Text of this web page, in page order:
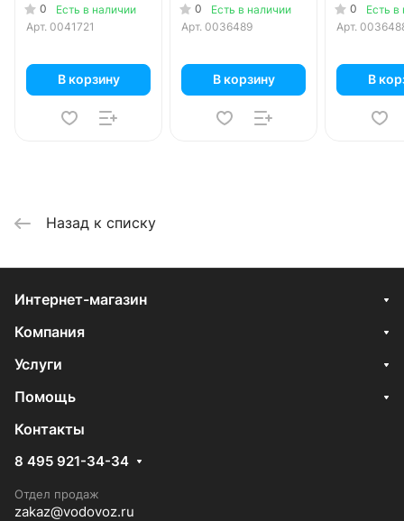
0
Есть в наличии
Арт. 0041721
В корзину
0
Есть в наличии
Арт. 0036489
В корзину
0
Есть в
Арт.
В
Назад к списку
Интернет-магазин
Компания
Услуги
Помощь
Контакты
8 495 921-34-34
Отдел продаж
zakaz@vodovoz.ru